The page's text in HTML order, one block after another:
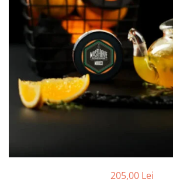
205,00 Lei